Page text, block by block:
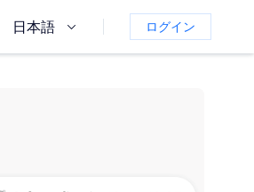
日本語 ログイン